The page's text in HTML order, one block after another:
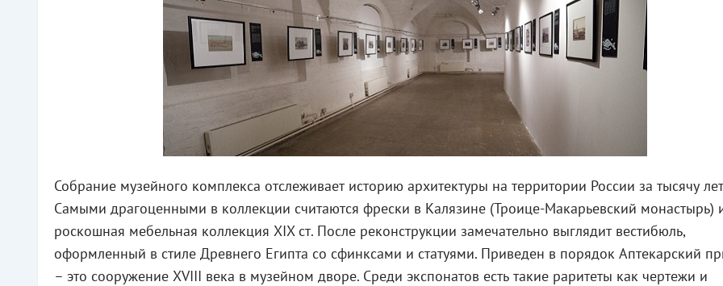
Собрание музейного комплекса отслеживает историю архитектуры на территории России за тысячу
Самыми драгоценными в коллекции считаются фрески в Калязине (Троице-Макарьевский монастырь)
роскошная мебельная коллекция XIX ст. После реконструкции замечательно выглядит вестибюль,
оформленный в стиле Древнего Египта со сфинксами и статуями. Приведен в порядок Аптекарский
– это сооружение XVIII века в музейном дворе. Среди экспонатов есть такие раритеты как чертежи и